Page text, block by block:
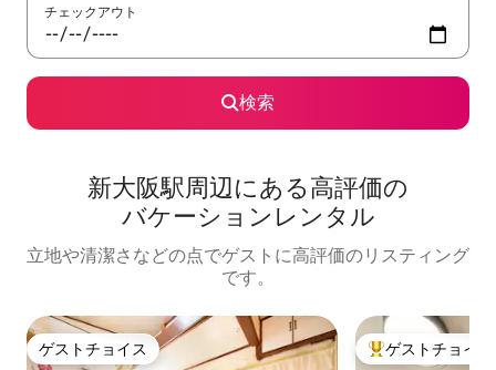
チェックアウト
検索
新大阪駅⁠周⁠辺⁠に⁠あ⁠る高⁠評⁠価⁠の
バ⁠ケ⁠ー⁠シ⁠ョ⁠ン⁠レ⁠ン⁠タ⁠ル
立地や清潔さなどの点でゲストに高評価のリスティング
です。
ゲストチョイス
ゲストチョイス 大好評のゲスト
ゲストチョイス